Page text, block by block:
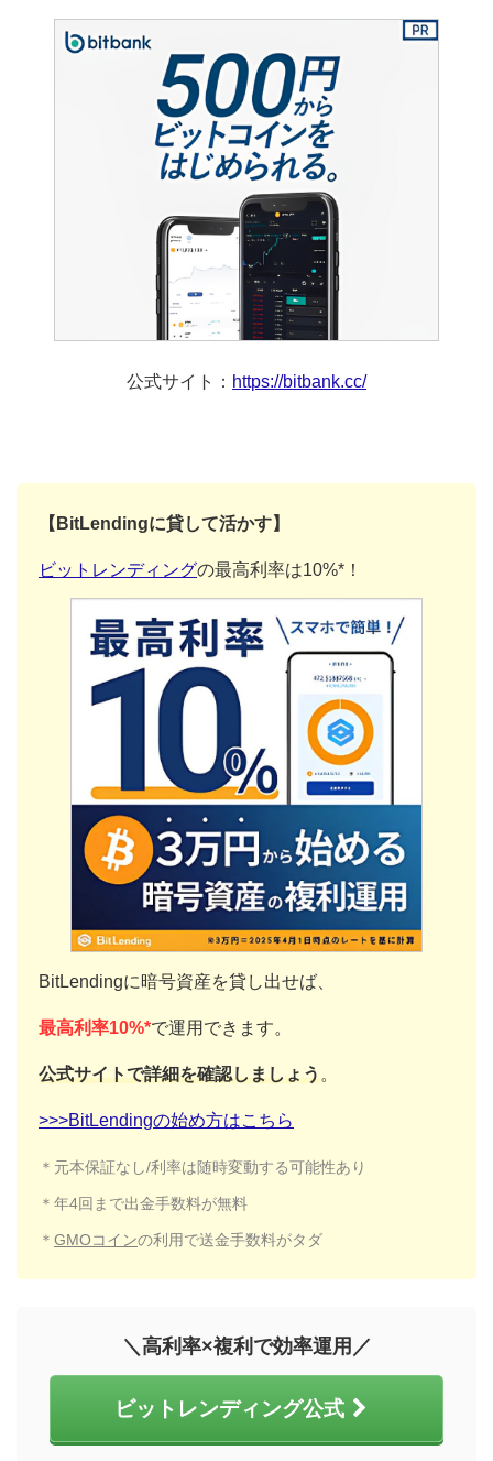
公式サイト： https://bitbank.cc/
【BitLendingに貸して活かす】
ビットレンディングの最高利率は10%*！
BitLendingに暗号資産を貸し出せば、
最高利率10%*で運用できます。
公式サイトで詳細を確認しましょう。
>>>BitLendingの始め方はこちら
＊元本保証なし/利率は随時変動する可能性あり
＊年4回まで出金手数料が無料
＊ GMOコインの利用で送金手数料がタダ
＼高利率×複利で効率運用／
ビットレンディング公式